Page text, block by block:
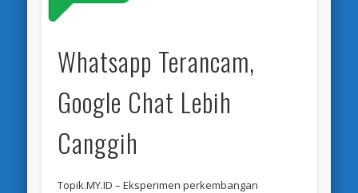
Whatsapp Terancam,
Google Chat Lebih
Canggih
Topik.MY.ID – Eksperimen perkembangan